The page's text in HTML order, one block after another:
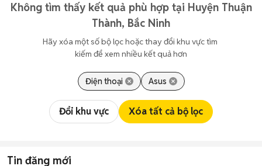
Không tìm thấy kết quả phù hợp tại Huyện Thuận
Thành, Bắc Ninh
Hãy xóa một số bộ lọc hoặc thay đổi khu vực tìm
kiếm để xem nhiều kết quả hơn
Điện thoại Asus
Đổi khu vực Xóa tất cả bộ lọc
Tin đăng mới